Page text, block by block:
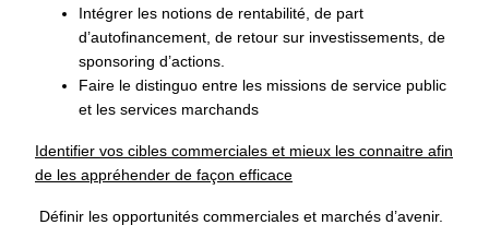
Intégrer les notions de rentabilité, de part
d’autofinancement, de retour sur investissements, de
sponsoring d’actions.
Faire le distinguo entre les missions de service public
et les services marchands
Identifier vos cibles commerciales et mieux les connaitre afin
de les appréhender de façon efficace
Définir les opportunités commerciales et marchés d’avenir.